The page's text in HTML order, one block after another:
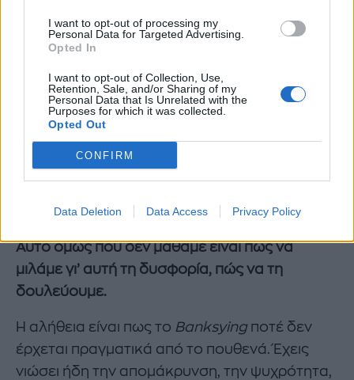
I want to opt-out of processing my
Personal Data for Targeted Advertising.
Opted In
I want to opt-out of Collection, Use,
Retention, Sale, and/or Sharing of my
Personal Data that Is Unrelated with the
Purposes for which it was collected.
Opted Out
CONFIRM
Data Deletion Data Access Privacy Policy
ακούγεται λογικό. Γιατί να ξοδέψεις ενέργεια
σε κάποιον που δεν είναι «ο ένας»; Γιατί να
μπλέξεις σε μια άβολη συζήτηση όταν η
επόμενη επιλογή είναι ένα προφίλ μακριά;
μας μάθαμε να επιλέγουμε τη σιωπή. Να
αντιμετωπίζουμε κάθε δυσφορία ως σημάδι
ασυμβατότητας. Να καταστρώνουμε
Αυτό όμως που δεν μάθαμε είναι πώς να
μιλάμε γι’ αυτή τη δυσφορία, πώς να τη
δουλεύουμε.
Η αλήθεια είναι πως το Banksying ποτέ δεν
έρχεται πραγματικά από το πουθενά. Έχεις
νιώσει ήδη την απομάκρυνση, την ψυχρότητα,